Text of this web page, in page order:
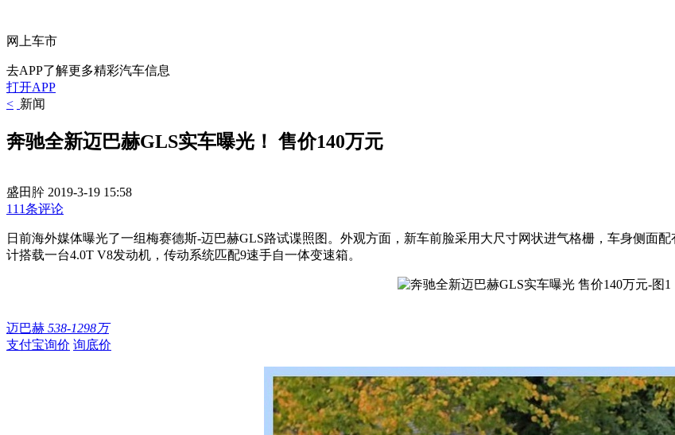
网上车市
去APP了解更多精彩汽车信息
打开APP
< 新闻
奔驰全新迈巴赫GLS实车曝光！ 售价140万元
盛田肸 2019-3-19 15:58
111条评论
日前海外媒体曝光了一组梅赛德斯-迈巴赫GLS路试谍照图。外观方面，新车前脸采用大尺寸网状进气格栅，车身侧面
计搭载一台4.0T V8发动机，传动系统匹配9速手自一体变速箱。
迈巴赫 538-1298万
支付宝询价 询底价